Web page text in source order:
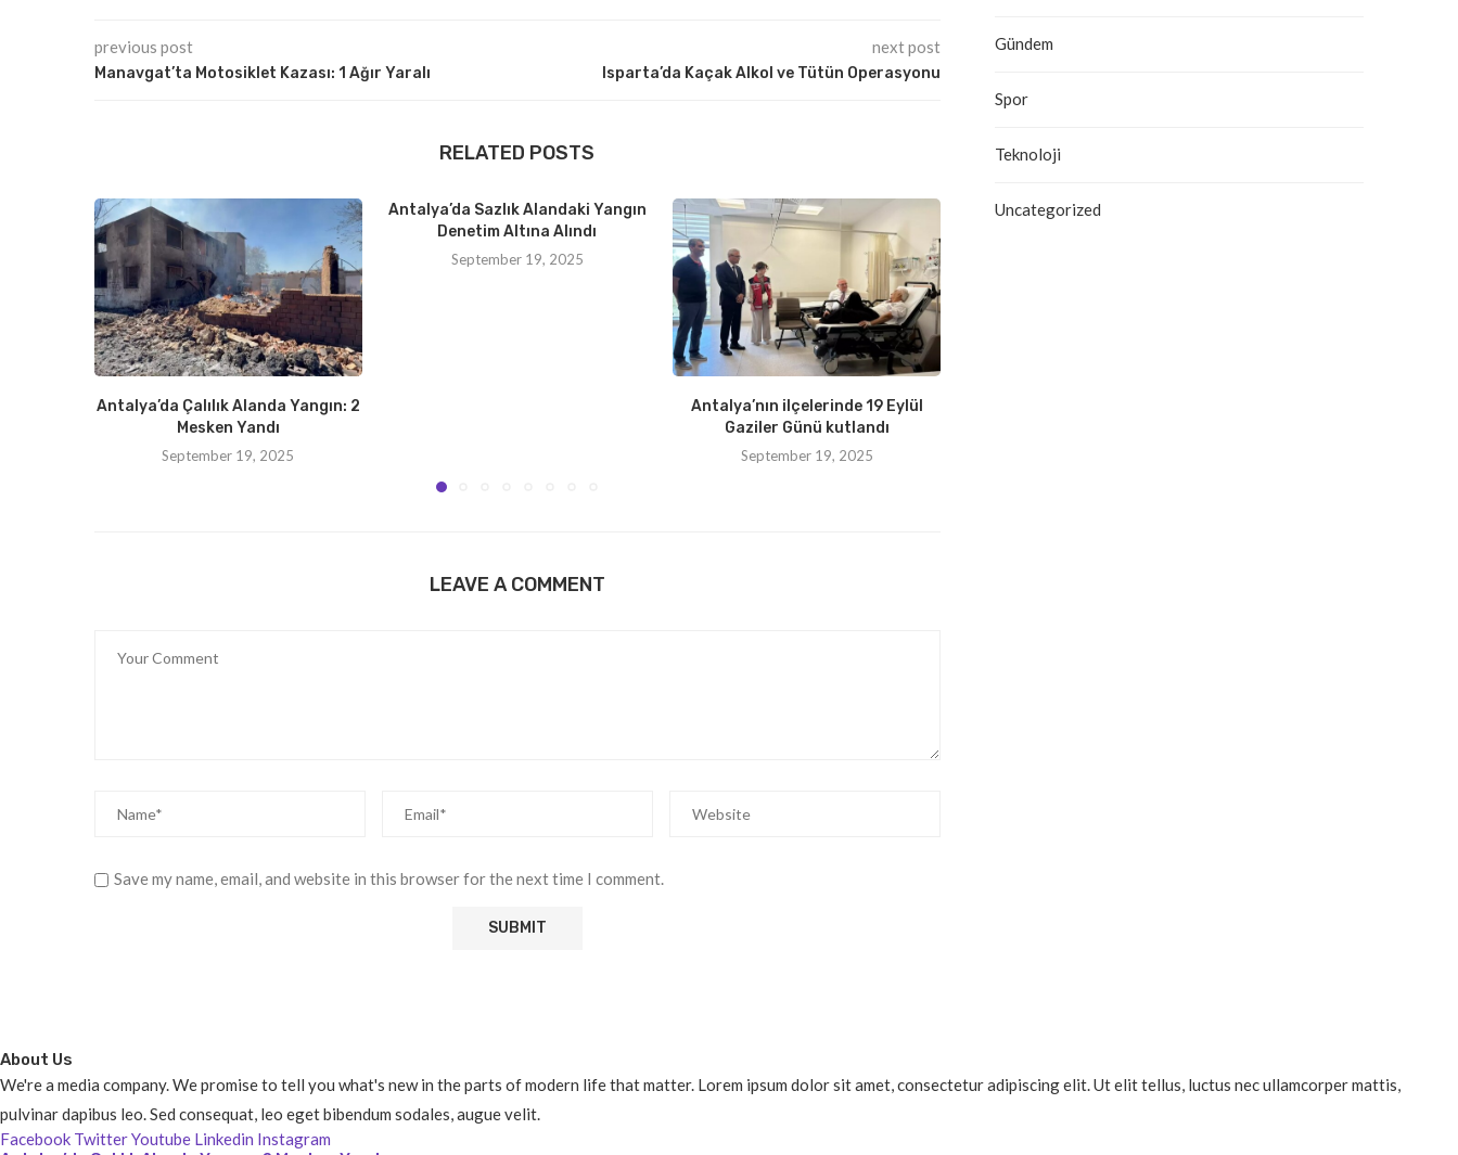
previous post
Manavgat’ta Motosiklet Kazası: 1 Ağır Yaralı
next post
Isparta’da Kaçak Alkol ve Tütün Operasyonu
RELATED POSTS
Antalya’da Çalılık Alanda Yangın: 2
Mesken Yandı
September 19, 2025
Antalya’da Sazlık Alandaki Yangın
Denetim Altına Alındı
September 19, 2025
Antalya’nın ilçelerinde 19 Eylül
Gaziler Günü kutlandı
September 19, 2025
Antalya’da Yangın Denetim Altına
LEAVE A COMMENT
Save my name, email, and website in this browser for the next time I comment.
Gündem
Spor
Teknoloji
Uncategorized
About Us
We're a media company. We promise to tell you what's new in the parts of modern life that matter. Lorem ipsum dolor sit amet, consectetur adipiscing elit. Ut elit tellus, luctus nec ullamcorper mattis,
pulvinar dapibus leo. Sed consequat, leo eget bibendum sodales, augue velit.
Facebook TwitterYoutube Linkedin Instagram